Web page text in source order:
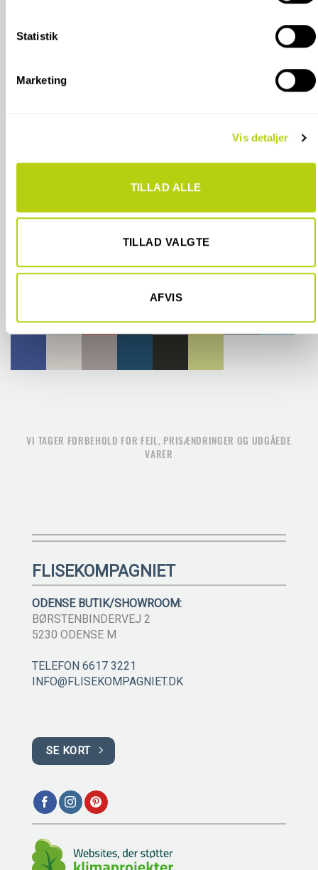
kan være nøjagtig inden for få meter
Identificere din enhed baseret på en scanning af
Dine valg anvendes på hele websitet.
til at vise dig funktioner til sociale medier og til at analysere
annonceringspartnere og analysepartnere. Vores partnere
givet dem, eller som de har indsamlet fra din brug af deres
Statistik
Marketing
Vis detaljer
TILLAD ALLE
TILLAD VALGTE
AFVIS
VI TAGER FORBEHOLD FOR FEJL, PRISÆNDRINGER OG UDGÅEDE
VARER
FLISEKOMPAGNIET
ODENSE BUTIK/SHOWROOM:
BØRSTENBINDERVEJ 2
5230 ODENSE M
TELEFON 6617 3221
INFO@FLISEKOMPAGNIET.DK
SE KORT